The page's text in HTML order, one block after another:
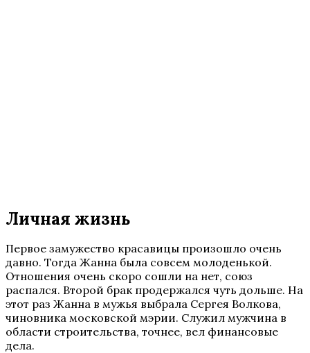
Личная жизнь
Первое замужество красавицы произошло очень
давно. Тогда Жанна была совсем молоденькой.
Отношения очень скоро сошли на нет, союз
распался. Второй брак продержался чуть дольше. На
этот раз Жанна в мужья выбрала Сергея Волкова,
чиновника московской мэрии. Служил мужчина в
области строительства, точнее, вел финансовые
дела.